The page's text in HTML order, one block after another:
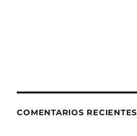
COMENTARIOS RECIENTES